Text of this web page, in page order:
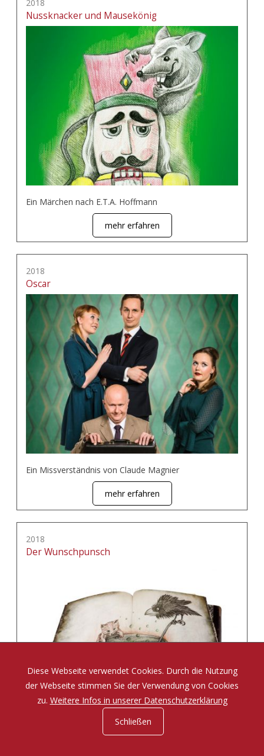
2018
Nussknacker und Mausekönig
Ein Märchen nach E.T.A. Hoffmann
mehr erfahren
2018
Oscar
Ein Missverständnis von Claude Magnier
mehr erfahren
2018
Der Wunschpunsch
Eine Zauberposse von Michael Ende
Diese Webseite verwendet Cookies. Durch die Nutzung
der Webseite stimmen Sie der Verwendung von Cookies
zu. Weitere Infos in unserer Datenschutzerklärung
Schließen